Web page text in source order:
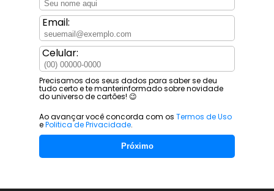
Email:
Celular:
Precisamos dos seus dados para saber se deu
tudo certo e te manterinformado sobre novidade
do universo de cartões! 😉
Ao avançar você concorda com os Termos de Uso
ePolitica de Privacidade.
Próximo